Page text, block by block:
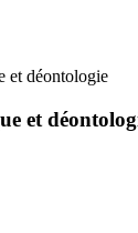
et déontologie
et